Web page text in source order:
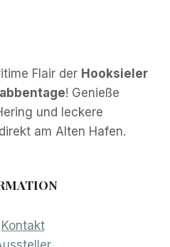
Flair der Hooksieler
! Genieße
und leckere
am Alten Hafen.
Kontakt